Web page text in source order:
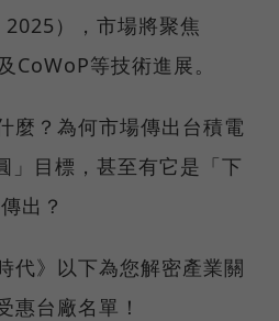
2025），市場將聚焦
CoWoP等技術進展。
麼？為何市場傳出台積電
」目標，甚至有它是「下
出？
代》以下為您解密產業關
惠台廠名單！